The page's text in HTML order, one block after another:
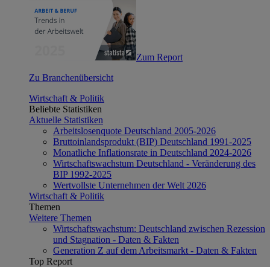
Zum Report
Zu Branchenübersicht
Wirtschaft & Politik
Beliebte Statistiken
Aktuelle Statistiken
Arbeitslosenquote Deutschland 2005-2026
Bruttoinlandsprodukt (BIP) Deutschland 1991-2025
Monatliche Inflationsrate in Deutschland 2024-2026
Wirtschaftswachstum Deutschland - Veränderung des
BIP 1992-2025
Wertvollste Unternehmen der Welt 2026
Wirtschaft & Politik
Themen
Weitere Themen
Wirtschaftswachstum: Deutschland zwischen Rezession
und Stagnation - Daten & Fakten
Generation Z auf dem Arbeitsmarkt - Daten & Fakten
Top Report